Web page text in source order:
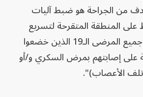
من الجراحة هو ضبط آليات
على المنطقة المتقرحة لتسريع
الشفاء، وكان لدى جميع المرضى الـ19 الذين خضعوا
على إصابتهم بمرض السكري و/أو
الأعصاب)".